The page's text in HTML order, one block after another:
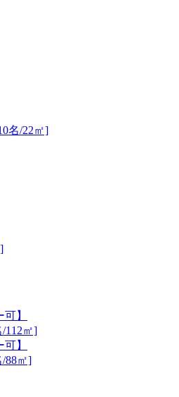
名/22㎡]
】
112㎡]
】
88㎡]